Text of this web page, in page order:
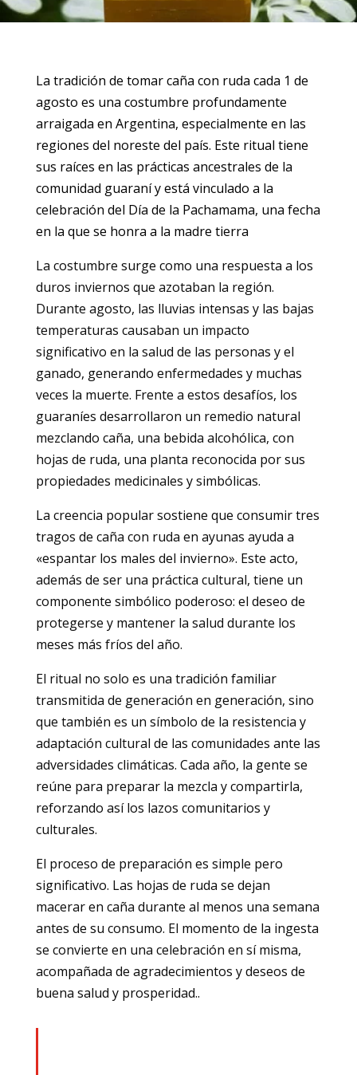
La tradición de tomar caña con ruda cada 1 de
agosto es una costumbre profundamente
arraigada en Argentina, especialmente en las
regiones del noreste del país. Este ritual tiene
sus raíces en las prácticas ancestrales de la
comunidad guaraní y está vinculado a la
celebración del Día de la Pachamama, una fecha
en la que se honra a la madre tierra
La costumbre surge como una respuesta a los
duros inviernos que azotaban la región.
Durante agosto, las lluvias intensas y las bajas
temperaturas causaban un impacto
significativo en la salud de las personas y el
ganado, generando enfermedades y muchas
veces la muerte. Frente a estos desafíos, los
guaraníes desarrollaron un remedio natural
mezclando caña, una bebida alcohólica, con
hojas de ruda, una planta reconocida por sus
propiedades medicinales y simbólicas.
La creencia popular sostiene que consumir tres
tragos de caña con ruda en ayunas ayuda a
«espantar los males del invierno». Este acto,
además de ser una práctica cultural, tiene un
componente simbólico poderoso: el deseo de
protegerse y mantener la salud durante los
meses más fríos del año.
El ritual no solo es una tradición familiar
transmitida de generación en generación, sino
que también es un símbolo de la resistencia y
adaptación cultural de las comunidades ante las
adversidades climáticas. Cada año, la gente se
reúne para preparar la mezcla y compartirla,
reforzando así los lazos comunitarios y
culturales.
El proceso de preparación es simple pero
significativo. Las hojas de ruda se dejan
macerar en caña durante al menos una semana
antes de su consumo. El momento de la ingesta
se convierte en una celebración en sí misma,
acompañada de agradecimientos y deseos de
buena salud y prosperidad..